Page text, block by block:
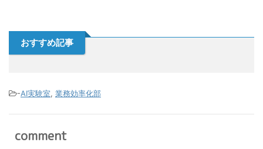
おすすめ記事
-AI実験室, 業務効率化部
comment